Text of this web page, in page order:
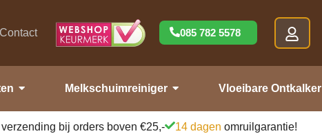
Contact 085 782 5578
Melkschuimreiniger Vloeibare Ontkalker
verzending bij orders boven €25,- 14 dagen omruilgarantie!